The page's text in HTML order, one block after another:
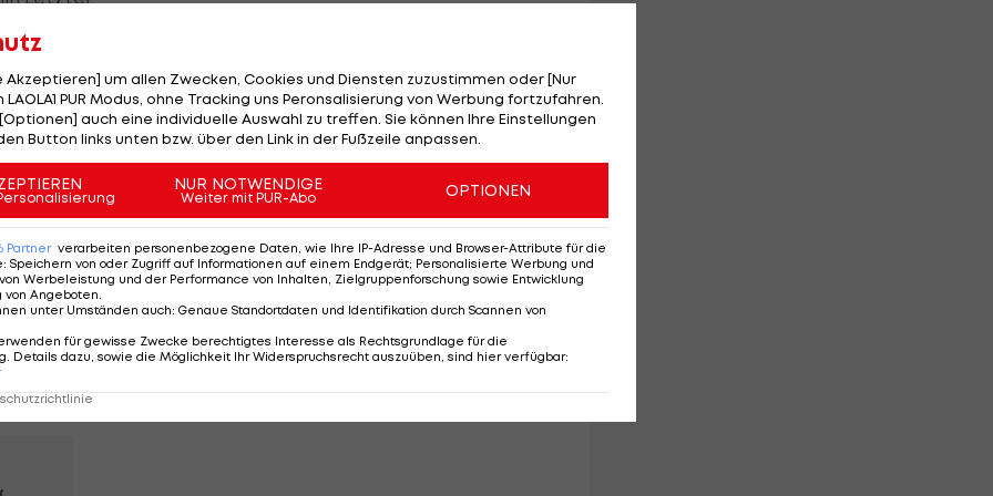
Kitzbühel
mit einem 2:2 vom FC Kitzbühel.
Die Tiroler gehen durch Wörndl mit 1:0 in Führung
gleicht per Elfmeter zum 1:1 aus (71.). Zu diesem
sah nach 50 Minuten Gelb-Rot.
per Strafstoß auf 2:1 erhöhen, Spak
aus. Nestaval trifft in der 90. Minute zum 2:2. In
Gelb-Rot (90.+3).
ist dahinter Achter.
Akzeptieren] um allen Zwecken, Cookies und Diensten zuzustimmen oder [Nur
PUR Modus, ohne Tracking uns Peronsalisierung von Werbung fortzufahren.
auch eine individuelle Auswahl zu treffen. Sie können Ihre Einstellungen
Button links unten bzw. über den Link in der Fußzeile anpassen.
NUR NOTWENDIGE
Weiter mit PUR-Abo OPTIONEN
Partner verarbeiten personenbezogene Daten, wie Ihre IP-Adresse und Browser-Attribute für die
: Speichern von oder Zugriff auf Informationen auf einem Endgerät; Personalisierte Werbung und
Werbeleistung und der Performance von Inhalten, Zielgruppenforschung sowie Entwicklung
von Angeboten.
unter Umständen auch: Genaue Standortdaten und Identifikation durch Scannen von
für gewisse Zwecke berechtigtes Interesse als Rechtsgrundlage für die
Details dazu, sowie die Möglichkeit Ihr Widerspruchsrecht auszuüben, sind hier verfügbar: